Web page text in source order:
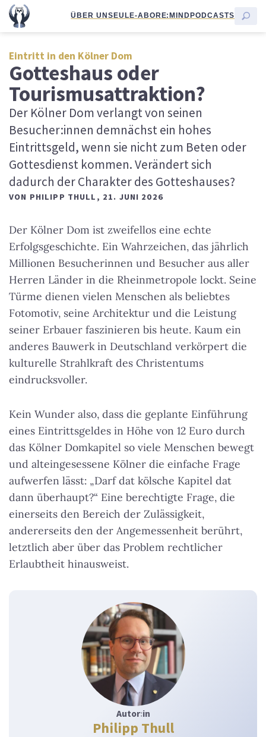
ÜBER UNSEULE-ABORE:MINDPODCASTS
Eintritt in den Kölner Dom
Gotteshaus oder
Tourismusattraktion?
Der Kölner Dom verlangt von seinen
Besucher:innen demnächst ein hohes
Eintrittsgeld, wenn sie nicht zum Beten oder
Gottesdienst kommen. Verändert sich
dadurch der Charakter des Gotteshauses?
VON PHILIPP THULL , 21. JUNI 2026
Der Kölner Dom ist zweifellos eine echte
Erfolgsgeschichte. Ein Wahrzeichen, das jährlich
Millionen Besucherinnen und Besucher aus aller
Herren Länder in die Rheinmetropole lockt. Seine
Türme dienen vielen Menschen als beliebtes
Fotomotiv, seine Architektur und die Leistung
seiner Erbauer faszinieren bis heute. Kaum ein
anderes Bauwerk in Deutschland verkörpert die
kulturelle Strahlkraft des Christentums
eindrucksvoller.
Kein Wunder also, dass die geplante Einführung
eines Eintrittsgeldes in Höhe von 12 Euro durch
das Kölner Domkapitel so viele Menschen bewegt
und alteingesessene Kölner die einfache Frage
aufwerfen lässt: „Darf dat kölsche Kapitel dat
dann überhaupt?“ Eine berechtigte Frage, die
einerseits den Bereich der Zulässigkeit,
andererseits den der Angemessenheit berührt,
letztlich aber über das Problem rechtlicher
Erlaubtheit hinausweist.
Autor:in
Philipp Thull